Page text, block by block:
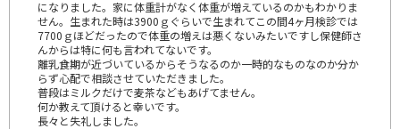
になりました。家に体重計がなく体重が増えているのかもわかりま
せん。生まれた時は3900ｇぐらいで生まれてこの間4ヶ月検診では
7700ｇほどだったので体重の増えは悪くないみたいですし保健師さ
んからは特に何も言われてないです。
離乳食期が近づいているからそうなるのか一時的なものなのか分か
らず心配で相談させていただきました。
普段はミルクだけで麦茶などもあげてません。
何か教えて頂けると幸いです。
長々と失礼しました。